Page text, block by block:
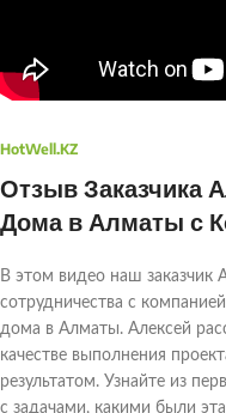
HotWell.KZ
Отзыв Заказчика
Дома в Алматы с
В этом видео наш заказчик
сотрудничества с компанией
дома в Алматы. Алексей
качестве выполнения
результатом. Узнайте из
с задачами, какими были